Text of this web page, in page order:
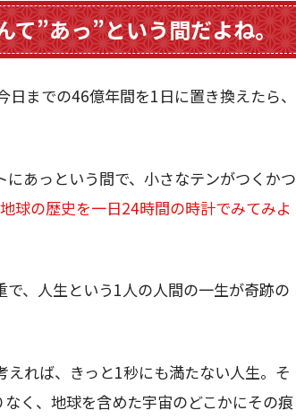
て”あっ”という間だよね。
までの46億年間を1日に置き換えたら、
あっという間で、小さなテンがつくかつ
球の歴史を一日24時間の時計でみてみよ
、人生という1人の人間の一生が奇跡の
れば、きっと1秒にも満たない人生。そ
く、地球を含めた宇宙のどこかにその痕